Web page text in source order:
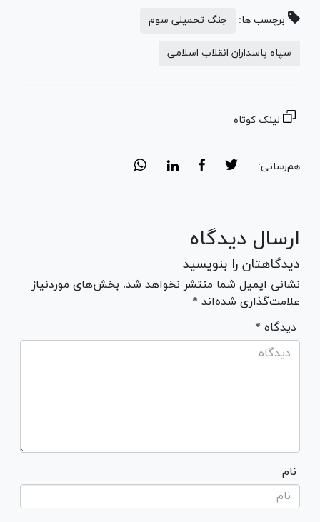
برچسب ها: جنگ تحمیلی سوم
سپاه پاسداران انقلاب اسلامی
لینک کوتاه
هم‌رسانی:
ارسال دیدگاه
دیدگاهتان را بنویسید
نشانی ایمیل شما منتشر نخواهد شد. بخش‌های موردنیاز
علامت‌گذاری شده‌اند *
* دیدگاه
نام